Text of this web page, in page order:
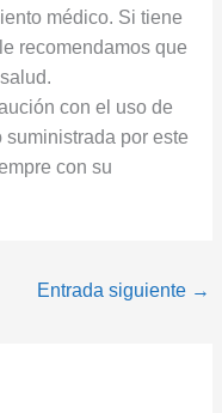
médico. Si tiene
recomendamos que
con el uso de
por este
con su
Entrada siguiente →